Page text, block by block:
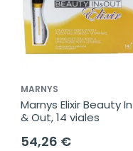
MARNYS
Marnys Elixir Beauty In
& Out, 14 viales
54,26 €